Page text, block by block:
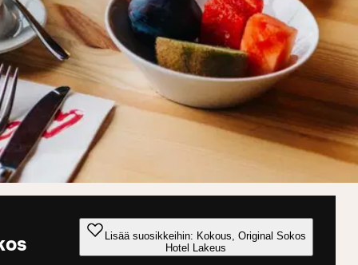
Lisää suosikkeihin: Kokous, Original Sokos
Hotel Lakeus